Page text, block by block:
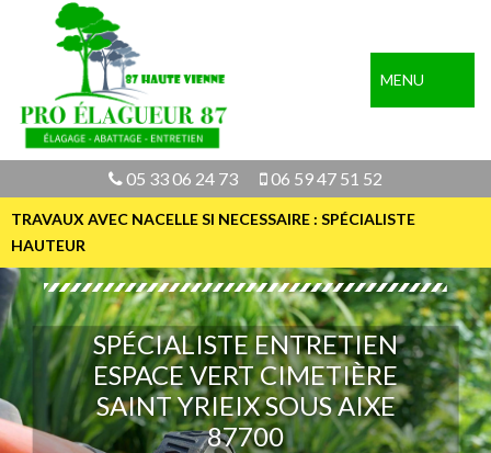
MENU
05 33 06 24 73 06 59 47 51 52
TRAVAUX AVEC NACELLE SI NECESSAIRE : SPÉCIALISTE
HAUTEUR
SPÉCIALISTE ENTRETIEN
ESPACE VERT CIMETIÈRE
SAINT YRIEIX SOUS AIXE
87700